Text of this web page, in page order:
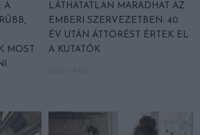
A
MOST
LÁTHATATLAN MARADHAT AZ
EMBERI SZERVEZETBEN: 40
ÉV UTÁN ÁTTÖRÉST ÉRTEK EL
A KUTATÓK